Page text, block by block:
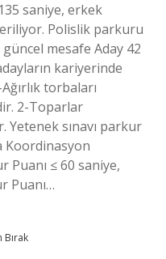
saniye, erkek
Polislik parkuru
mesafe Aday 42
kariyerinde
torbaları
2-Toparlar
Yetenek sınavı parkur
Koordinasyon
Puanı ≤ 60 saniye,
Puanı…
Bırak